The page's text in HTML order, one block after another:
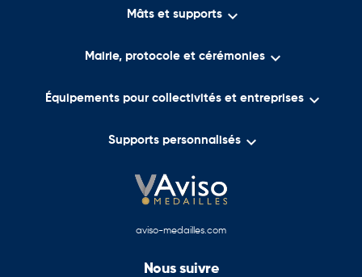
communication thématiques destinée aux collectivités,
La catégorie rassemble des voiles publicitaires, banderoles,
spécialement conçus pour la restauration, les commerces et les
efficacement tout en bénéficiant de supports professionnels
adaptés à chaque activité.
Grâce à son expertise dans l'impression grand format et la
dans la mise en valeur de leurs événements et de leurs activités.
Mâts et supports 
Mairie, protocole et cérémonies 
Équipements pour collectivités et entreprises 
Supports personnalisés 
aviso-medailles.com
Nous suivre